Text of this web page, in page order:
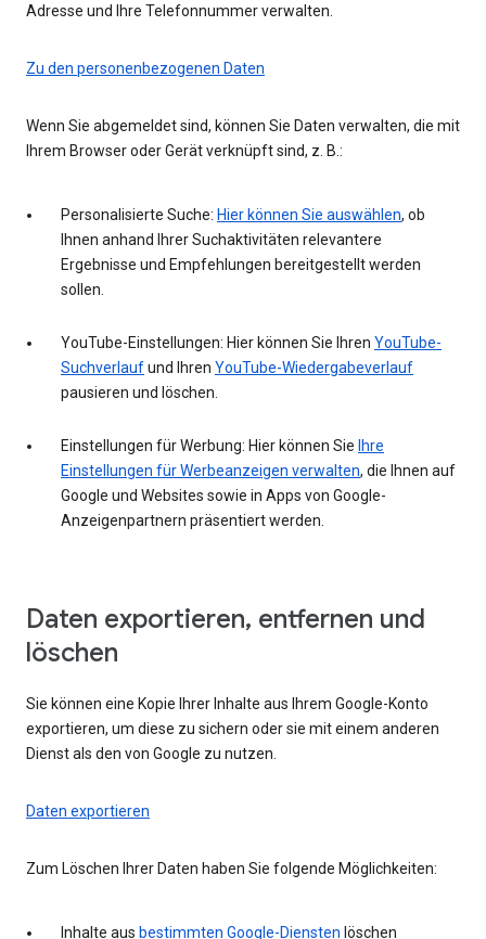
Adresse und Ihre Telefonnummer verwalten.
Zu den personenbezogenen Daten
Wenn Sie abgemeldet sind, können Sie Daten verwalten, die mit
Ihrem Browser oder Gerät verknüpft sind, z. B.:
Personalisierte Suche: Hier können Sie auswählen, ob
Ihnen anhand Ihrer Suchaktivitäten relevantere
Ergebnisse und Empfehlungen bereitgestellt werden
sollen.
YouTube-Einstellungen: Hier können Sie Ihren YouTube-
Suchverlaufund Ihren YouTube-Wiedergabeverlauf
pausieren und löschen.
Einstellungen für Werbung: Hier können Sie Ihre
Einstellungen für Werbeanzeigen verwalten, die Ihnen auf
Google und Websites sowie in Apps von Google-
Anzeigenpartnern präsentiert werden.
Daten exportieren, entfernen und
löschen
Sie können eine Kopie Ihrer Inhalte aus Ihrem Google-Konto
exportieren, um diese zu sichern oder sie mit einem anderen
Dienst als den von Google zu nutzen.
Daten exportieren
Zum Löschen Ihrer Daten haben Sie folgende Möglichkeiten:
Inhalte aus bestimmten Google-Diensten löschen